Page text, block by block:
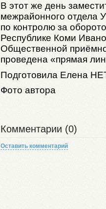
В этот же день
межрайонного отдела
по контролю за
Республике Коми
Общественной
проведена «прямая
Подготовила Елена
Фото автора
Комментарии (0)
Оставить комментарий